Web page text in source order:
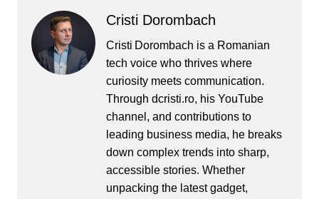
Cristi Dorombach
Cristi Dorombach is a Romanian
tech voice who thrives where
curiosity meets communication.
Through dcristi.ro, his YouTube
channel, and contributions to
leading business media, he breaks
down complex trends into sharp,
accessible stories. Whether
unpacking the latest gadget,